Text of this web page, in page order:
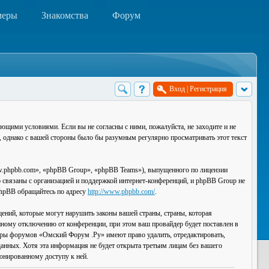
Знакомства Форум
Вход Регистрация
условиями. Если вы не согласны с ними, пожалуйста, не заходите и не
с вашей стороны было бы разумным регулярно просматривать этот текст
«phpBB Group», «phpBB Teams»), выпущенного по лицензии
с организацией и поддержкой интернет-конференций, и phpBB Group не
обращайтесь по адресу http://www.phpbb.com/.
которые могут нарушить законы вашей страны, страны, которая
отключению от конференции, при этом ваш провайдер будет поставлен в
форумов «Омский Форум .Ру» имеют право удалить, отредактировать,
Хотя эта информация не будет открыта третьим лицам без вашего
доступу к ней.